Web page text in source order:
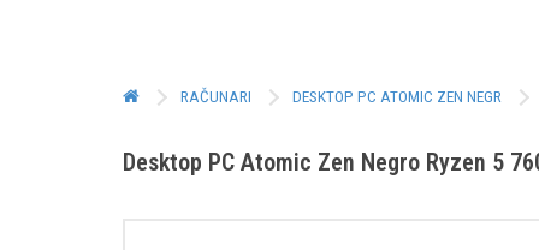
RAČUNARI DESKTOP PC ATOMIC ZEN NEGR
Desktop PC Atomic Zen Negro Ryzen 5